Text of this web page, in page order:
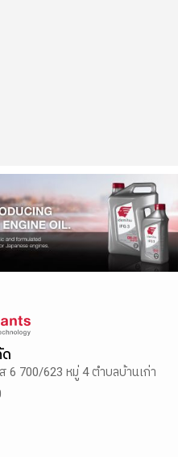
ด
700/623 หมู่ 4 ตำบลบ้านเก่า